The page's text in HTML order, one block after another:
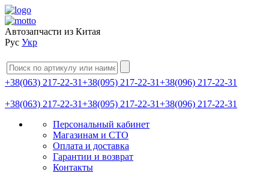
Автозапчасти из Китая
Рус Укр
+38(063) 217-22-31+38(095) 217-22-31+38(096) 217-22-31
+38(063) 217-22-31+38(095) 217-22-31+38(096) 217-22-31
Персональный кабинет
Магазинам и СТО
Оплата и доставка
Гарантии и возврат
Контакты